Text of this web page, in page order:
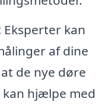
Eksperter kan
af dine
de nye døre
hjælpe med